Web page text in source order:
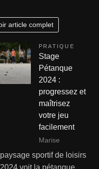
article complet
PRATIQUE
Stage
Pétanque
2024 :
progressez et
maîtrisez
votre jeu
facilement
Marise
sportif de loisirs